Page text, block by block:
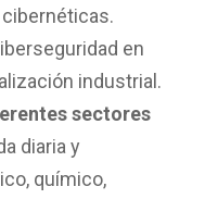
en
industrial.
sectores
diaria y
químico,